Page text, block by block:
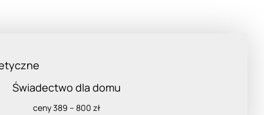
Świadectwo dla domu
ceny 389 – 800 zł